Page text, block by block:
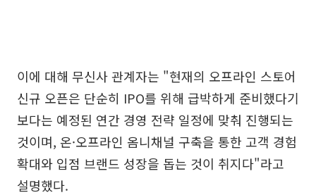
이에 대해 무신사 관계자는 "현재의 오프라인 스토어
신규 오픈은 단순히 IPO를 위해 급박하게 준비했다기
보다는 예정된 연간 경영 전략 일정에 맞춰 진행되는
것이며, 온·오프라인 옴니채널 구축을 통한 고객 경험
확대와 입점 브랜드 성장을 돕는 것이 취지다"라고
설명했다.